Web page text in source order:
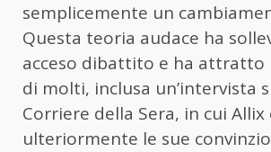
semplicemente un
Questa teoria audace ha
acceso dibattito e ha attratto
di molti, inclusa un’intervista
Corriere della Sera, in cui Allix
ulteriormente le sue